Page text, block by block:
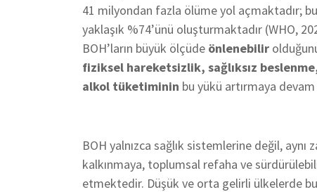
41 milyondan fazla ölüme yol açmaktadır;
yaklaşık %74’ünü oluşturmaktadır (WHO,
BOH’ların büyük ölçüde önlenebilir
fiziksel hareketsizlik, sağlıksız
alkol tüketiminin bu yükü artırmaya
BOH yalnızca sağlık sistemlerine değil, aynı
kalkınmaya, toplumsal refaha ve
etmektedir. Düşük ve orta gelirli ülkelerde bu